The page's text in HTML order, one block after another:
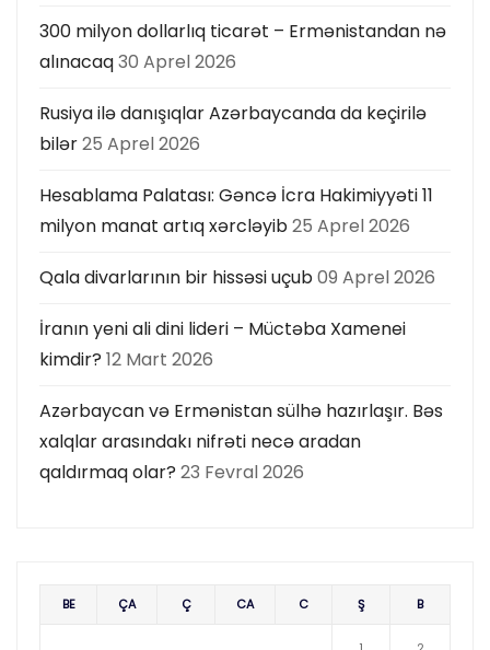
300 milyon dollarlıq ticarət – Ermənistandan nə
alınacaq30 Aprel 2026
Rusiya ilə danışıqlar Azərbaycanda da keçirilə
bilər25 Aprel 2026
Hesablama Palatası: Gəncə İcra Hakimiyyəti 11
milyon manat artıq xərcləyib25 Aprel 2026
Qala divarlarının bir hissəsi uçub09 Aprel 2026
İranın yeni ali dini lideri – Müctəba Xamenei
kimdir? 12 Mart 2026
Azərbaycan və Ermənistan sülhə hazırlaşır. Bəs
xalqlar arasındakı nifrəti necə aradan
qaldırmaq olar? 23 Fevral 2026
BE ÇA Ç CA C Ş B